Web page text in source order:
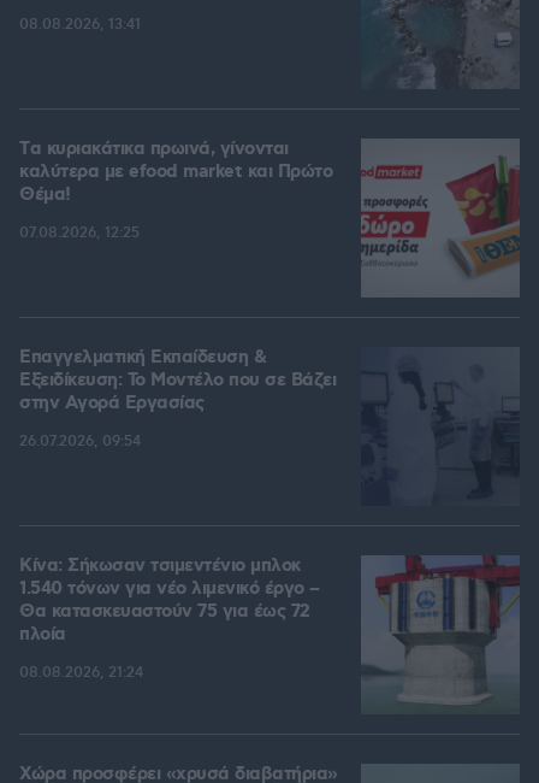
08.08.2026, 13:41
Tα κυριακάτικα πρωινά, γίνονται
καλύτερα με efood market και Πρώτο
Θέμα!
07.08.2026, 12:25
Επαγγελματική Εκπαίδευση &
Εξειδίκευση: Το Mοντέλο που σε Bάζει
στην Aγορά Eργασίας
26.07.2026, 09:54
Κίνα: Σήκωσαν τσιμεντένιο μπλοκ
1.540 τόνων για νέο λιμενικό έργο –
Θα κατασκευαστούν 75 για έως 72
πλοία
08.08.2026, 21:24
Χώρα προσφέρει «χρυσά διαβατήρια»